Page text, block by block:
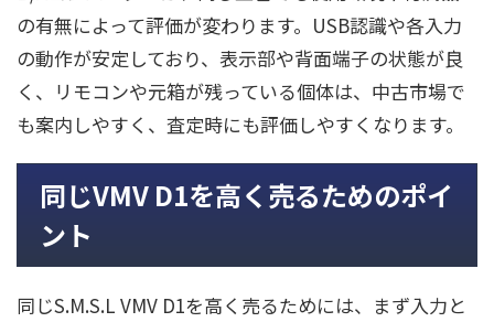
の有無によって評価が変わります。USB認識や各入力
の動作が安定しており、表示部や背面端子の状態が良
く、リモコンや元箱が残っている個体は、中古市場で
も案内しやすく、査定時にも評価しやすくなります。
同じVMV D1を高く売るためのポイ
ント
同じS.M.S.L VMV D1を高く売るためには、まず入力と